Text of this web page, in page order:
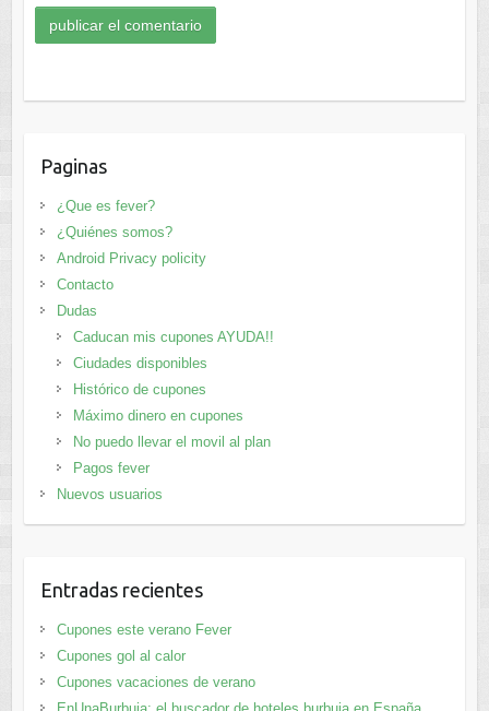
Paginas
¿Que es fever?
¿Quiénes somos?
Android Privacy policity
Contacto
Dudas
Caducan mis cupones AYUDA!!
Ciudades disponibles
Histórico de cupones
Máximo dinero en cupones
No puedo llevar el movil al plan
Pagos fever
Nuevos usuarios
Entradas recientes
Cupones este verano Fever
Cupones gol al calor
Cupones vacaciones de verano